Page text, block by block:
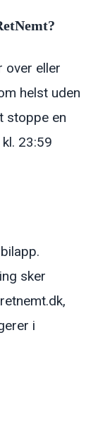
over eller
helst uden
stoppe en
23:59
sker
i